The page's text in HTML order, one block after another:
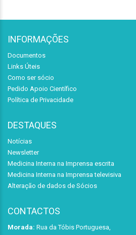
INFORMAÇÕES
Documentos
Links Úteis
Como ser sócio
Pedido Apoio Científico
Política de Privacidade
DESTAQUES
Notícias
Newsletter
Medicina Interna na Imprensa escrita
Medicina Interna na Imprensa televisiva
Alteração de dados de Sócios
CONTACTOS
Morada: Rua da Tóbis Portuguesa,